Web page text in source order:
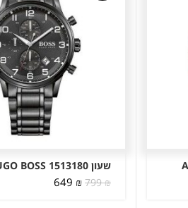
שעון HUGO BOSS 1513180
799₪
המחיר
649 ₪
המחיר